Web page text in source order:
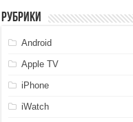
Рубрики
Android
Apple TV
iPhone
iWatch